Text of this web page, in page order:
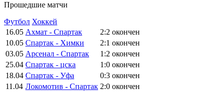
Прошедшие матчи
Футбол Хоккей
16.05 Ахмат - Спартак 2:2 окончен
10.05 Спартак - Химки 2:1 окончен
03.05 Арсенал - Спартак 1:2 окончен
25.04 Спартак - цска 1:0 окончен
18.04 Спартак - Уфа 0:3 окончен
11.04 Локомотив - Спартак 2:0 окончен